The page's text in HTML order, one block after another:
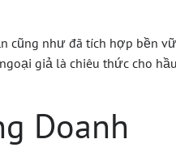
cũng như đã tích hợp bền
giả là chiêu thức cho
Doanh